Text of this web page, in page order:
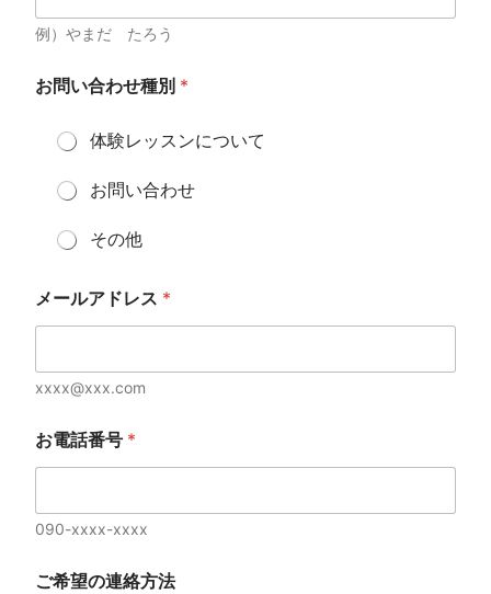
例）やまだ たろう
り
法
な
お問い合わせ種別 *
体験レッスンについて
お問い合わせ
その他
メールアドレス *
xxxx@xxx.com
お電話番号 *
090-xxxx-xxxx
ご希望の連絡方法